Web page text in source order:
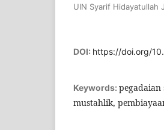
UIN Syarif Hidayatullah
DOI: https://doi.org/
Keywords:
mustahlik,